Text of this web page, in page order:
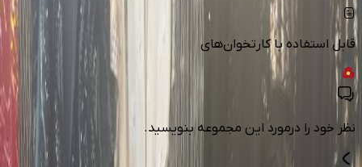
قابل استفاده با کارتخوان‌های
نظر خود را درمورد این مجموعه بنویسید.